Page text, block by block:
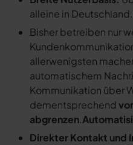
alleine in Deutschland.
Bisher betreiben nur
allerwenigsten
automatischem
Kommunikation über
dementsprechend
abgrenzen.
Direkter Kontakt und